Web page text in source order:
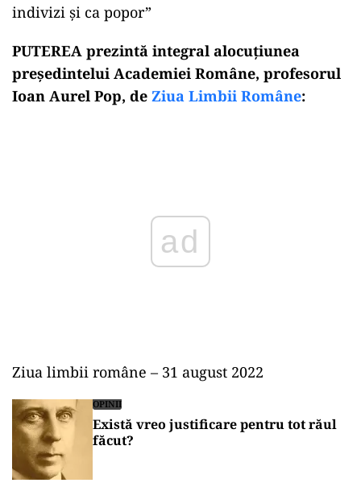
indivizi și ca popor”
PUTEREA prezintă integral alocuțiunea
președintelui Academiei Române, profesorul
Ioan Aurel Pop, de Ziua Limbii Române:
Ziua limbii române – 31 august 2022
OPINII
Există vreo justificare pentru tot răul
făcut?